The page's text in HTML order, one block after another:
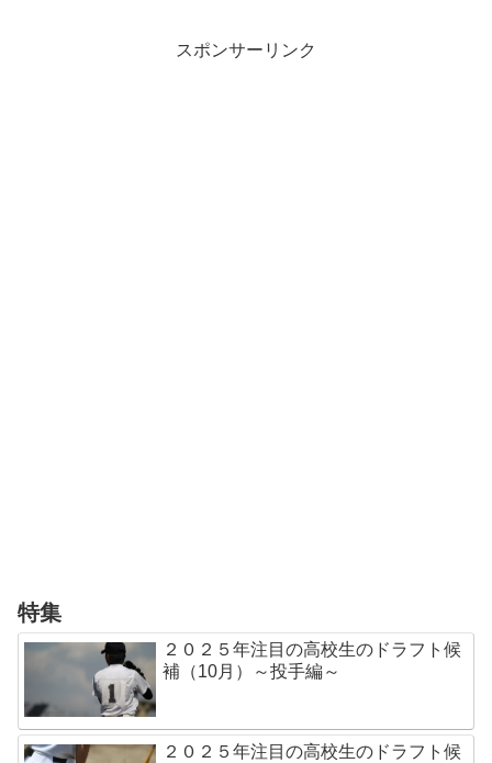
スポンサーリンク
特集
２０２５年注目の高校生のドラフト候
補（10月）～投手編～
２０２５年注目の高校生のドラフト候